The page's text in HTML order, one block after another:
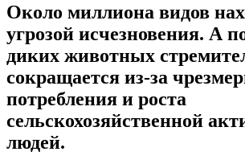
Около миллиона видов
угрозой исчезновения. А
диких животных
сокращается из-за
потребления и роста
сельскохозяйственной
людей.